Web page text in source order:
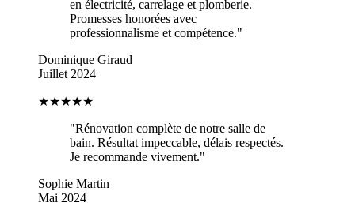
en électricité, carrelage et plomberie.
Promesses honorées avec
professionnalisme et compétence."
Dominique Giraud
Juillet 2024
★★★★★
"Rénovation complète de notre salle de
bain. Résultat impeccable, délais respectés.
Je recommande vivement."
Sophie Martin
Mai 2024